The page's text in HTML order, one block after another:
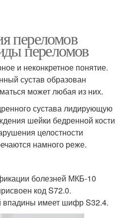
переломов
переломов
и неконкретное понятие.
сустав образован
может любая из них.
сустава лидирующую
шейки бедренной кости
целостности
намного реже.
болезней МКБ-10
код S72.0.
имеет шифр S32.4.